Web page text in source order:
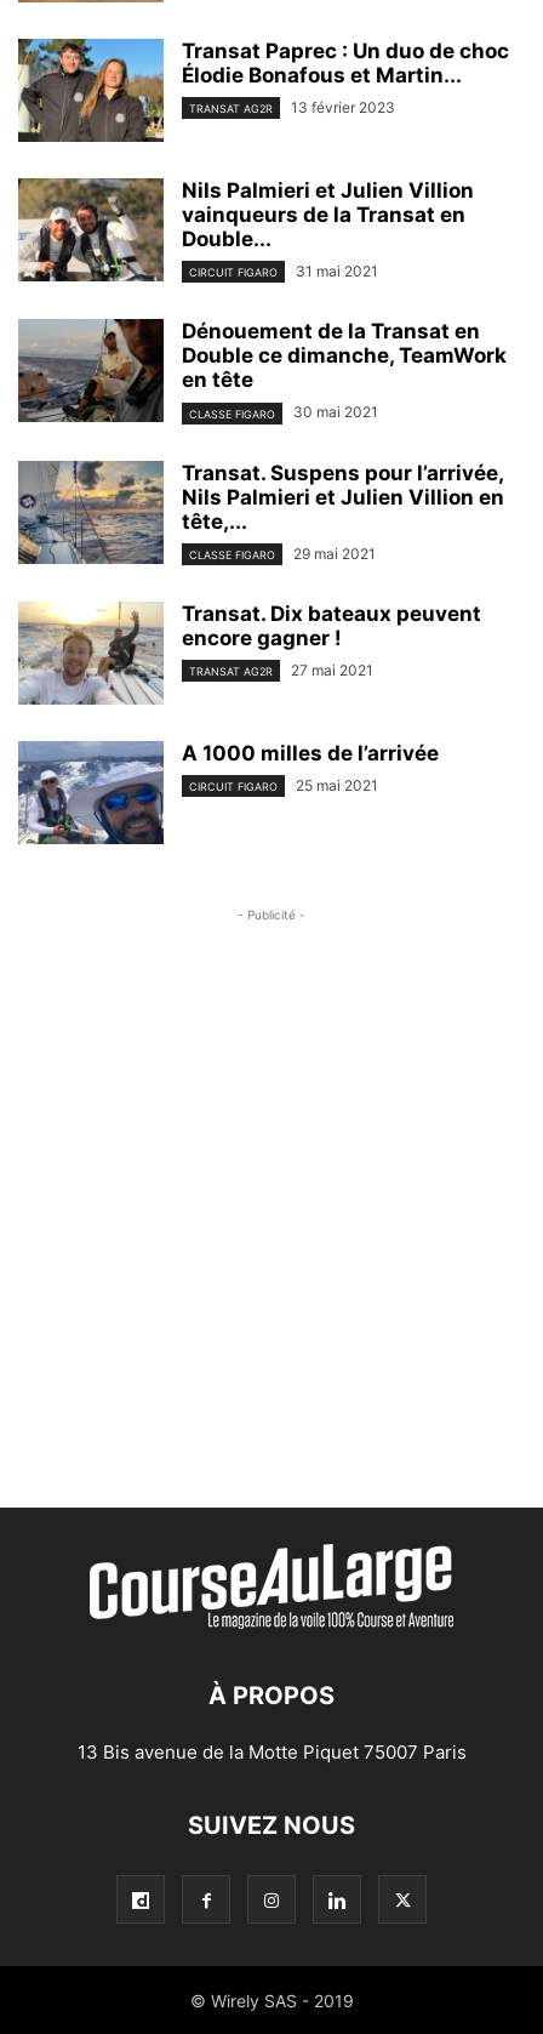
Transat Paprec : Un duo de choc
Élodie Bonafous et Martin...
TRANSAT AG2R 13 février 2023
Nils Palmieri et Julien Villion
vainqueurs de la Transat en
Double...
CIRCUIT FIGARO 31 mai 2021
Dénouement de la Transat en
Double ce dimanche, TeamWork
en tête
CLASSE FIGARO 30 mai 2021
Transat. Suspens pour l’arrivée,
Nils Palmieri et Julien Villion en
tête,...
CLASSE FIGARO 29 mai 2021
Transat. Dix bateaux peuvent
encore gagner !
TRANSAT AG2R 27 mai 2021
A 1000 milles de l’arrivée
CIRCUIT FIGARO 25 mai 2021
- Publicité -
À PROPOS
13 Bis avenue de la Motte Piquet 75007 Paris
SUIVEZ NOUS
© Wirely SAS - 2019